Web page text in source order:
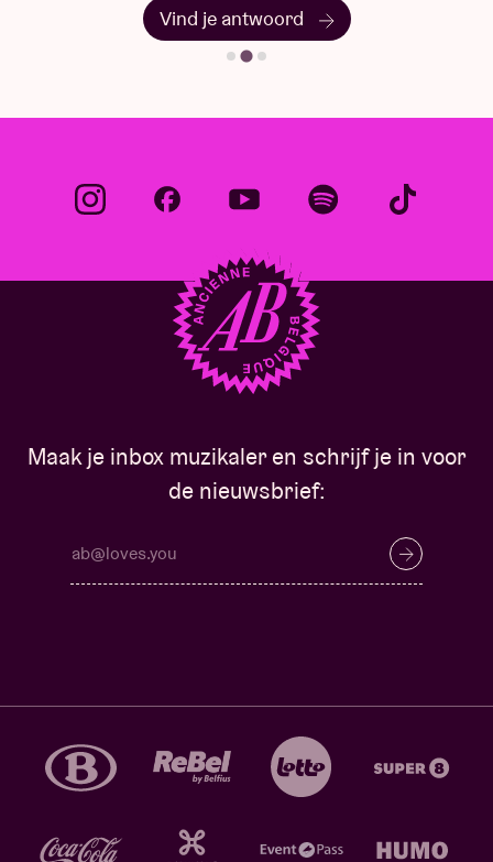
Vind je antwoord
Maak je inbox muzikaler en schrijf je in voor
de nieuwsbrief: